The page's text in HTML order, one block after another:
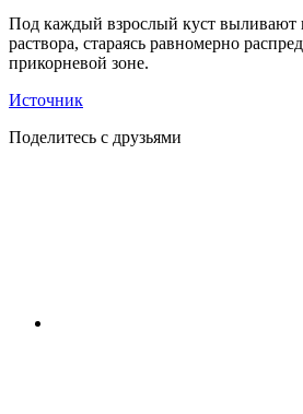
Под каждый взрослый куст выливают
раствора, стараясь равномерно
прикорневой зоне.
Источник
Поделитесь с друзьями